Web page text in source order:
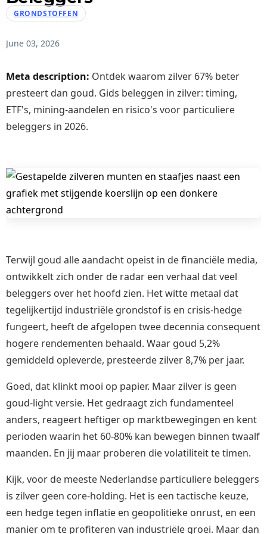
GRONDSTOFFEN
June 03, 2026
Meta description: Ontdek waarom zilver 67% beter
presteert dan goud. Gids beleggen in zilver: timing,
ETF's, mining-aandelen en risico's voor particuliere
beleggers in 2026.
Terwijl goud alle aandacht opeist in de financiële media,
ontwikkelt zich onder de radar een verhaal dat veel
beleggers over het hoofd zien. Het witte metaal dat
tegelijkertijd industriële grondstof is en crisis-hedge
fungeert, heeft de afgelopen twee decennia consequent
hogere rendementen behaald. Waar goud 5,2%
gemiddeld opleverde, presteerde zilver 8,7% per jaar.
Goed, dat klinkt mooi op papier. Maar zilver is geen
goud-light versie. Het gedraagt zich fundamenteel
anders, reageert heftiger op marktbewegingen en kent
perioden waarin het 60-80% kan bewegen binnen twaalf
maanden. En jij maar proberen die volatiliteit te timen.
Kijk, voor de meeste Nederlandse particuliere beleggers
is zilver geen core-holding. Het is een tactische keuze,
een hedge tegen inflatie en geopolitieke onrust, en een
manier om te profiteren van industriële groei. Maar dan